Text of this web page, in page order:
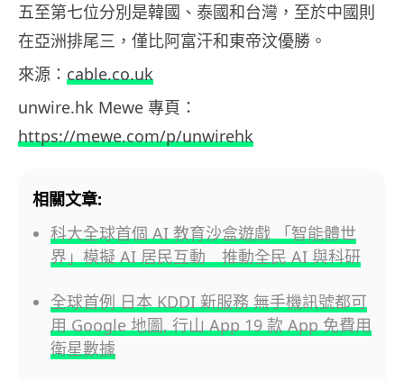
五至第七位分別是韓國、泰國和台灣，至於中國則
在亞洲排尾三，僅比阿富汗和東帝汶優勝。
來源： cable.co.uk
unwire.hk Mewe 專頁：
https://mewe.com/p/unwirehk
相關文章:
科大全球首個 AI 教育沙盒遊戲 「智能體世
界」模擬 AI 居民互動 推動全民 AI 與科研
全球首例 日本 KDDI 新服務 無手機訊號都可
用 Google 地圖, 行山 App 19 款 App 免費用
衛星數據